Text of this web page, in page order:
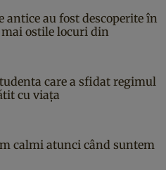
antice au fost descoperite în
ostile locuri din
care a sfidat regimul
cu viața
calmi atunci când suntem